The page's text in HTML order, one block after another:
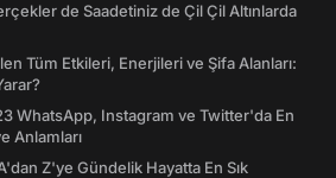
de Saadetiniz de Çil Çil Altınlarda
Tüm Etkileri, Enerjileri ve Şifa Alanları:
WhatsApp, Instagram ve Twitter'da En
Anlamları
Z'ye Gündelik Hayatta En Sık